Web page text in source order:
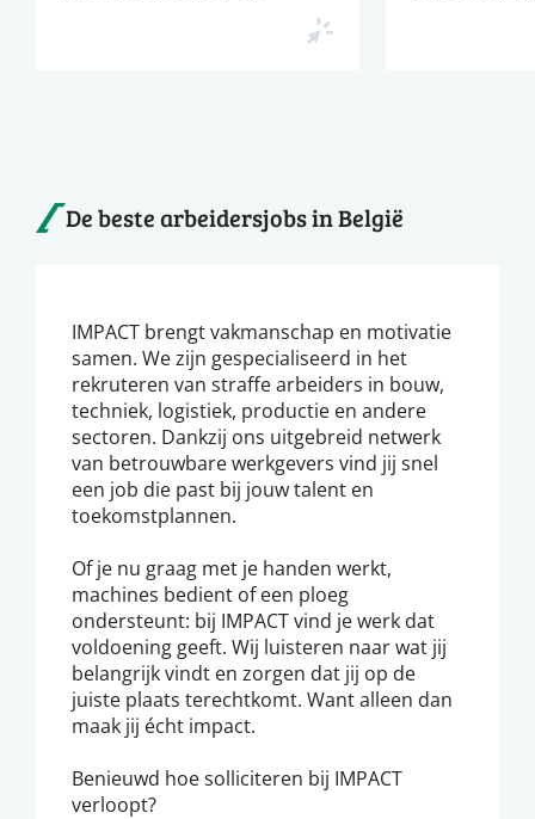
De beste arbeidersjobs in België
IMPACT brengt vakmanschap en motivatie
samen. We zijn gespecialiseerd in het
rekruteren van straffe arbeiders in bouw,
techniek, logistiek, productie en andere
sectoren. Dankzij ons uitgebreid netwerk
van betrouwbare werkgevers vind jij snel
een job die past bij jouw talent en
toekomstplannen.
Of je nu graag met je handen werkt,
machines bedient of een ploeg
ondersteunt: bij IMPACT vind je werk dat
voldoening geeft. Wij luisteren naar wat jij
belangrijk vindt en zorgen dat jij op de
juiste plaats terechtkomt. Want alleen dan
maak jij écht impact.
Benieuwd hoe solliciteren bij IMPACT
verloopt?